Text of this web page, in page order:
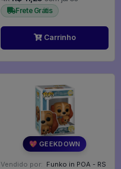
Frete Grátis
Carrinho
💖 GEEKDOWN
Vendido por: Funko in POA - RS